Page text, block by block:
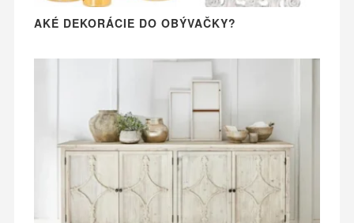
AKÉ DEKORÁCIE DO OBÝVAČKY?